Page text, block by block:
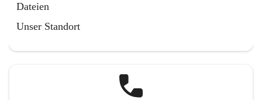
Dateien
Unser Standort